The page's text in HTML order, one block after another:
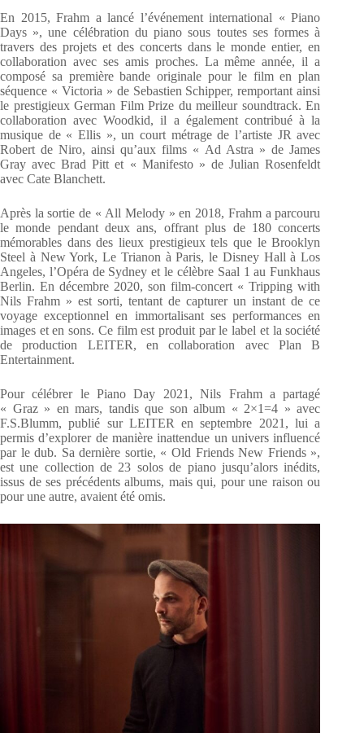
En 2015, Frahm a lancé l’événement international « Piano
Days », une célébration du piano sous toutes ses formes à
travers des projets et des concerts dans le monde entier, en
collaboration avec ses amis proches. La même année, il a
composé sa première bande originale pour le film en plan
séquence « Victoria » de Sebastien Schipper, remportant ainsi
le prestigieux German Film Prize du meilleur soundtrack. En
collaboration avec Woodkid, il a également contribué à la
musique de « Ellis », un court métrage de l’artiste JR avec
Robert de Niro, ainsi qu’aux films « Ad Astra » de James
Gray avec Brad Pitt et « Manifesto » de Julian Rosenfeldt
avec Cate Blanchett.
Après la sortie de « All Melody » en 2018, Frahm a parcouru
le monde pendant deux ans, offrant plus de 180 concerts
mémorables dans des lieux prestigieux tels que le Brooklyn
Steel à New York, Le Trianon à Paris, le Disney Hall à Los
Angeles, l’Opéra de Sydney et le célèbre Saal 1 au Funkhaus
Berlin. En décembre 2020, son film-concert « Tripping with
Nils Frahm » est sorti, tentant de capturer un instant de ce
voyage exceptionnel en immortalisant ses performances en
images et en sons. Ce film est produit par le label et la société
de production LEITER, en collaboration avec Plan B
Entertainment.
Pour célébrer le Piano Day 2021, Nils Frahm a partagé
« Graz » en mars, tandis que son album « 2×1=4 » avec
F.S.Blumm, publié sur LEITER en septembre 2021, lui a
permis d’explorer de manière inattendue un univers influencé
par le dub. Sa dernière sortie, « Old Friends New Friends »,
est une collection de 23 solos de piano jusqu’alors inédits,
issus de ses précédents albums, mais qui, pour une raison ou
pour une autre, avaient été omis.